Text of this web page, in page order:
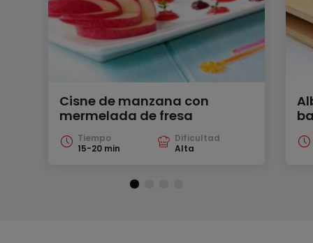
Cisne de manzana con
mermelada de fresa
Tiempo
15-20 min
Dificultad
Alta